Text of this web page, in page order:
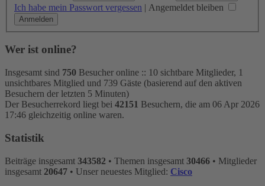
Ich habe mein Passwort vergessen | Angemeldet bleiben
Wer ist online?
Insgesamt sind 750 Besucher online :: 10 sichtbare Mitglieder, 1
unsichtbares Mitglied und 739 Gäste (basierend auf den aktiven
Besuchern der letzten 5 Minuten)
Der Besucherrekord liegt bei 42151 Besuchern, die am 06 Apr 2026
17:46 gleichzeitig online waren.
Statistik
Beiträge insgesamt 343582 • Themen insgesamt 30466 • Mitglieder
insgesamt 20647 • Unser neuestes Mitglied: Cisco